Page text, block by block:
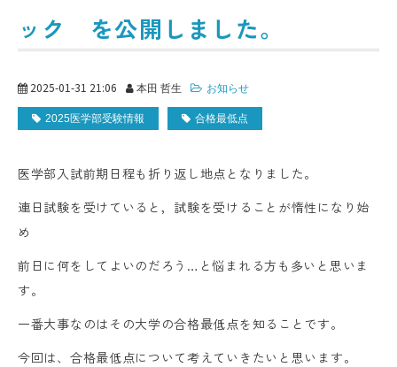
ック を公開しました。
2025-01-31 21:06 本田 哲生 お知らせ
2025医学部受験情報 合格最低点
医学部入試前期日程も折り返し地点となりました。
連日試験を受けていると，試験を受けることが惰性になり始
め
前日に何をしてよいのだろう…と悩まれる方も多いと思いま
す。
一番大事なのはその大学の合格最低点を知ることです。
今回は、合格最低点について考えていきたいと思います。